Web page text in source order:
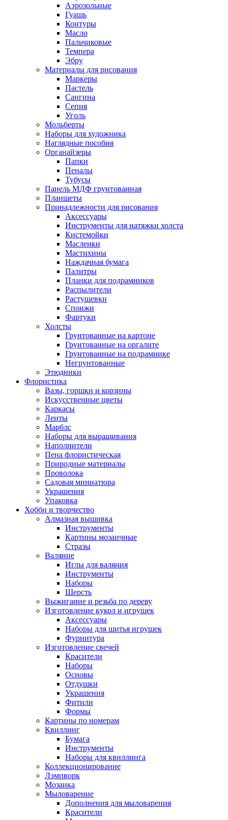
Аэрозольные
Гуашь
Контуры
Масло
Пальчиковые
Темпера
Эбру
Материалы для рисования
Маркеры
Пастель
Сангина
Сепия
Уголь
Мольберты
Наборы для художника
Наглядные пособия
Органайзеры
Папки
Пеналы
Тубусы
Панель МДФ грунтованная
Планшеты
Принадлежности для рисования
Аксессуары
Инструменты для натяжки холста
Кистемойки
Масленки
Мастихины
Наждачная бумага
Палитры
Планки для подрамников
Распылители
Растушевки
Спонжи
Фартуки
Холсты
Грунтованные на картоне
Грунтованные на оргалите
Грунтованные на подрамнике
Негрунтованные
Этюдники
Флористика
Вазы, горшки и корзины
Искусственные цветы
Каркасы
Ленты
Марблс
Наборы для выращивания
Наполнители
Пена флористическая
Природные материалы
Проволока
Садовая миниатюра
Украшения
Упаковка
Хобби и творчество
Алмазная вышивка
Инструменты
Картины мозаичные
Стразы
Валяние
Иглы для валяния
Инструменты
Наборы
Шерсть
Выжигание и резьба по дереву
Изготовление кукол и игрушек
Аксессуары
Наборы для шитья игрушек
Фурнитура
Изготовление свечей
Красители
Наборы
Основы
Отдушки
Украшения
Фитили
Формы
Картины по номерам
Квиллинг
Бумага
Инструменты
Наборы для квиллинга
Коллекционирование
Лэмпворк
Мозаика
Мыловарение
Дополнения для мыловарения
Красители